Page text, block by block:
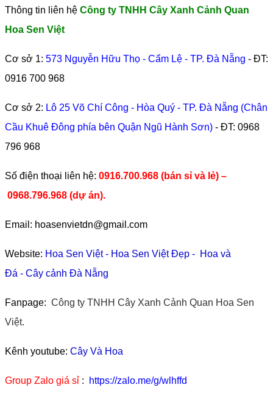
Thông tin liên hệ Công ty TNHH Cây Xanh Cảnh Quan
Hoa Sen Việt
Cơ sở 1: 573 Nguyễn Hữu Thọ - Cẩm Lệ - TP. Đà Nẵng - ĐT:
0916 700 968
Cơ sở 2: Lô 25 Võ Chí Công - Hòa Quý - TP. Đà Nẵng (Chân
Cầu Khuê Đông phía bên Quận Ngũ Hành Sơn) - ĐT: 0968
796 968
​Số điện thoại liên hệ: 0916.700.968 (bán sỉ và lẻ) –
0968.796.968 (dự án).
Email: hoasenvietdn@gmail.com
Website: Hoa Sen Việt- Hoa Sen Việt Đẹp - Hoa và
Đá - Cây cảnh Đà Nẵng
Fanpage: Công ty TNHH Cây Xanh Cảnh Quan Hoa Sen
Việt.
Kênh youtube: Cây Và Hoa
Group Zalo giá sỉ : https://zalo.me/g/wlhffd